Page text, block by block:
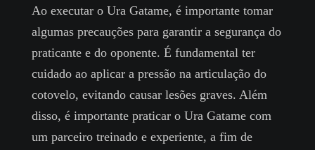
Ao executar o Ura Gatame, é importante tomar
algumas precauções para garantir a segurança do
praticante e do oponente. É fundamental ter
cuidado ao aplicar a pressão na articulação do
cotovelo, evitando causar lesões graves. Além
disso, é importante praticar o Ura Gatame com
um parceiro treinado e experiente, a fim de